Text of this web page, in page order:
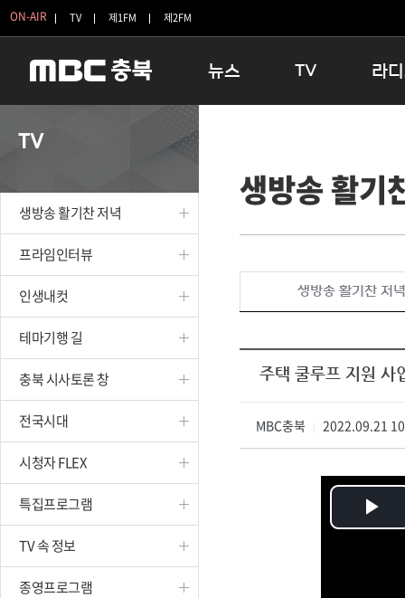
ON-AIR TV 제1FM 제2FM
뉴스
보은
옥천
TV
인생내컷
테마기행 길
시청자 FLEX
특집프로그램
종영프로그램
라
16:00
우리 고
TV
생방송 활기찬 저녁
프라임인터뷰
인생내컷
테마기행 길
충북 시사토론 창
전국시대
시청자 FLEX
특집프로그램
TV 속 정보
종영프로그램
생방송 활기
생방송 활기찬 저녁
주택 쿨루프 지원 사
MBC충북 2022.09.21